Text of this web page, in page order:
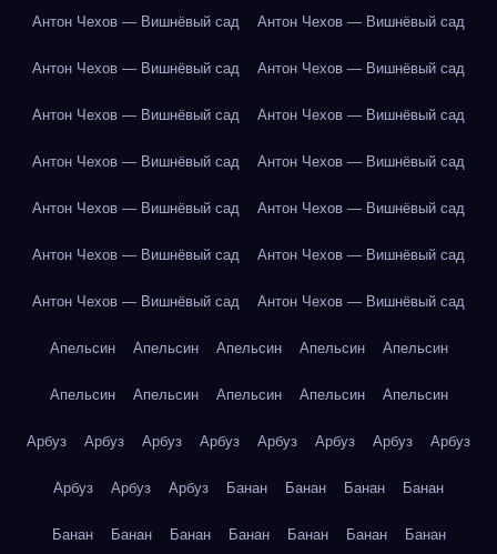
Антон Чехов — Вишнёвый сад Антон Чехов — Вишнёвый сад
Антон Чехов — Вишнёвый сад Антон Чехов — Вишнёвый сад
Антон Чехов — Вишнёвый сад Антон Чехов — Вишнёвый сад
Антон Чехов — Вишнёвый сад Антон Чехов — Вишнёвый сад
Антон Чехов — Вишнёвый сад Антон Чехов — Вишнёвый сад
Антон Чехов — Вишнёвый сад Антон Чехов — Вишнёвый сад
Антон Чехов — Вишнёвый сад Антон Чехов — Вишнёвый сад
Апельсин Апельсин Апельсин Апельсин Апельсин
Апельсин Апельсин Апельсин Апельсин Апельсин
Арбуз Арбуз Арбуз Арбуз Арбуз Арбуз Арбуз Арбуз
Арбуз Арбуз Арбуз Банан Банан Банан Банан
Банан Банан Банан Банан Банан Банан Банан